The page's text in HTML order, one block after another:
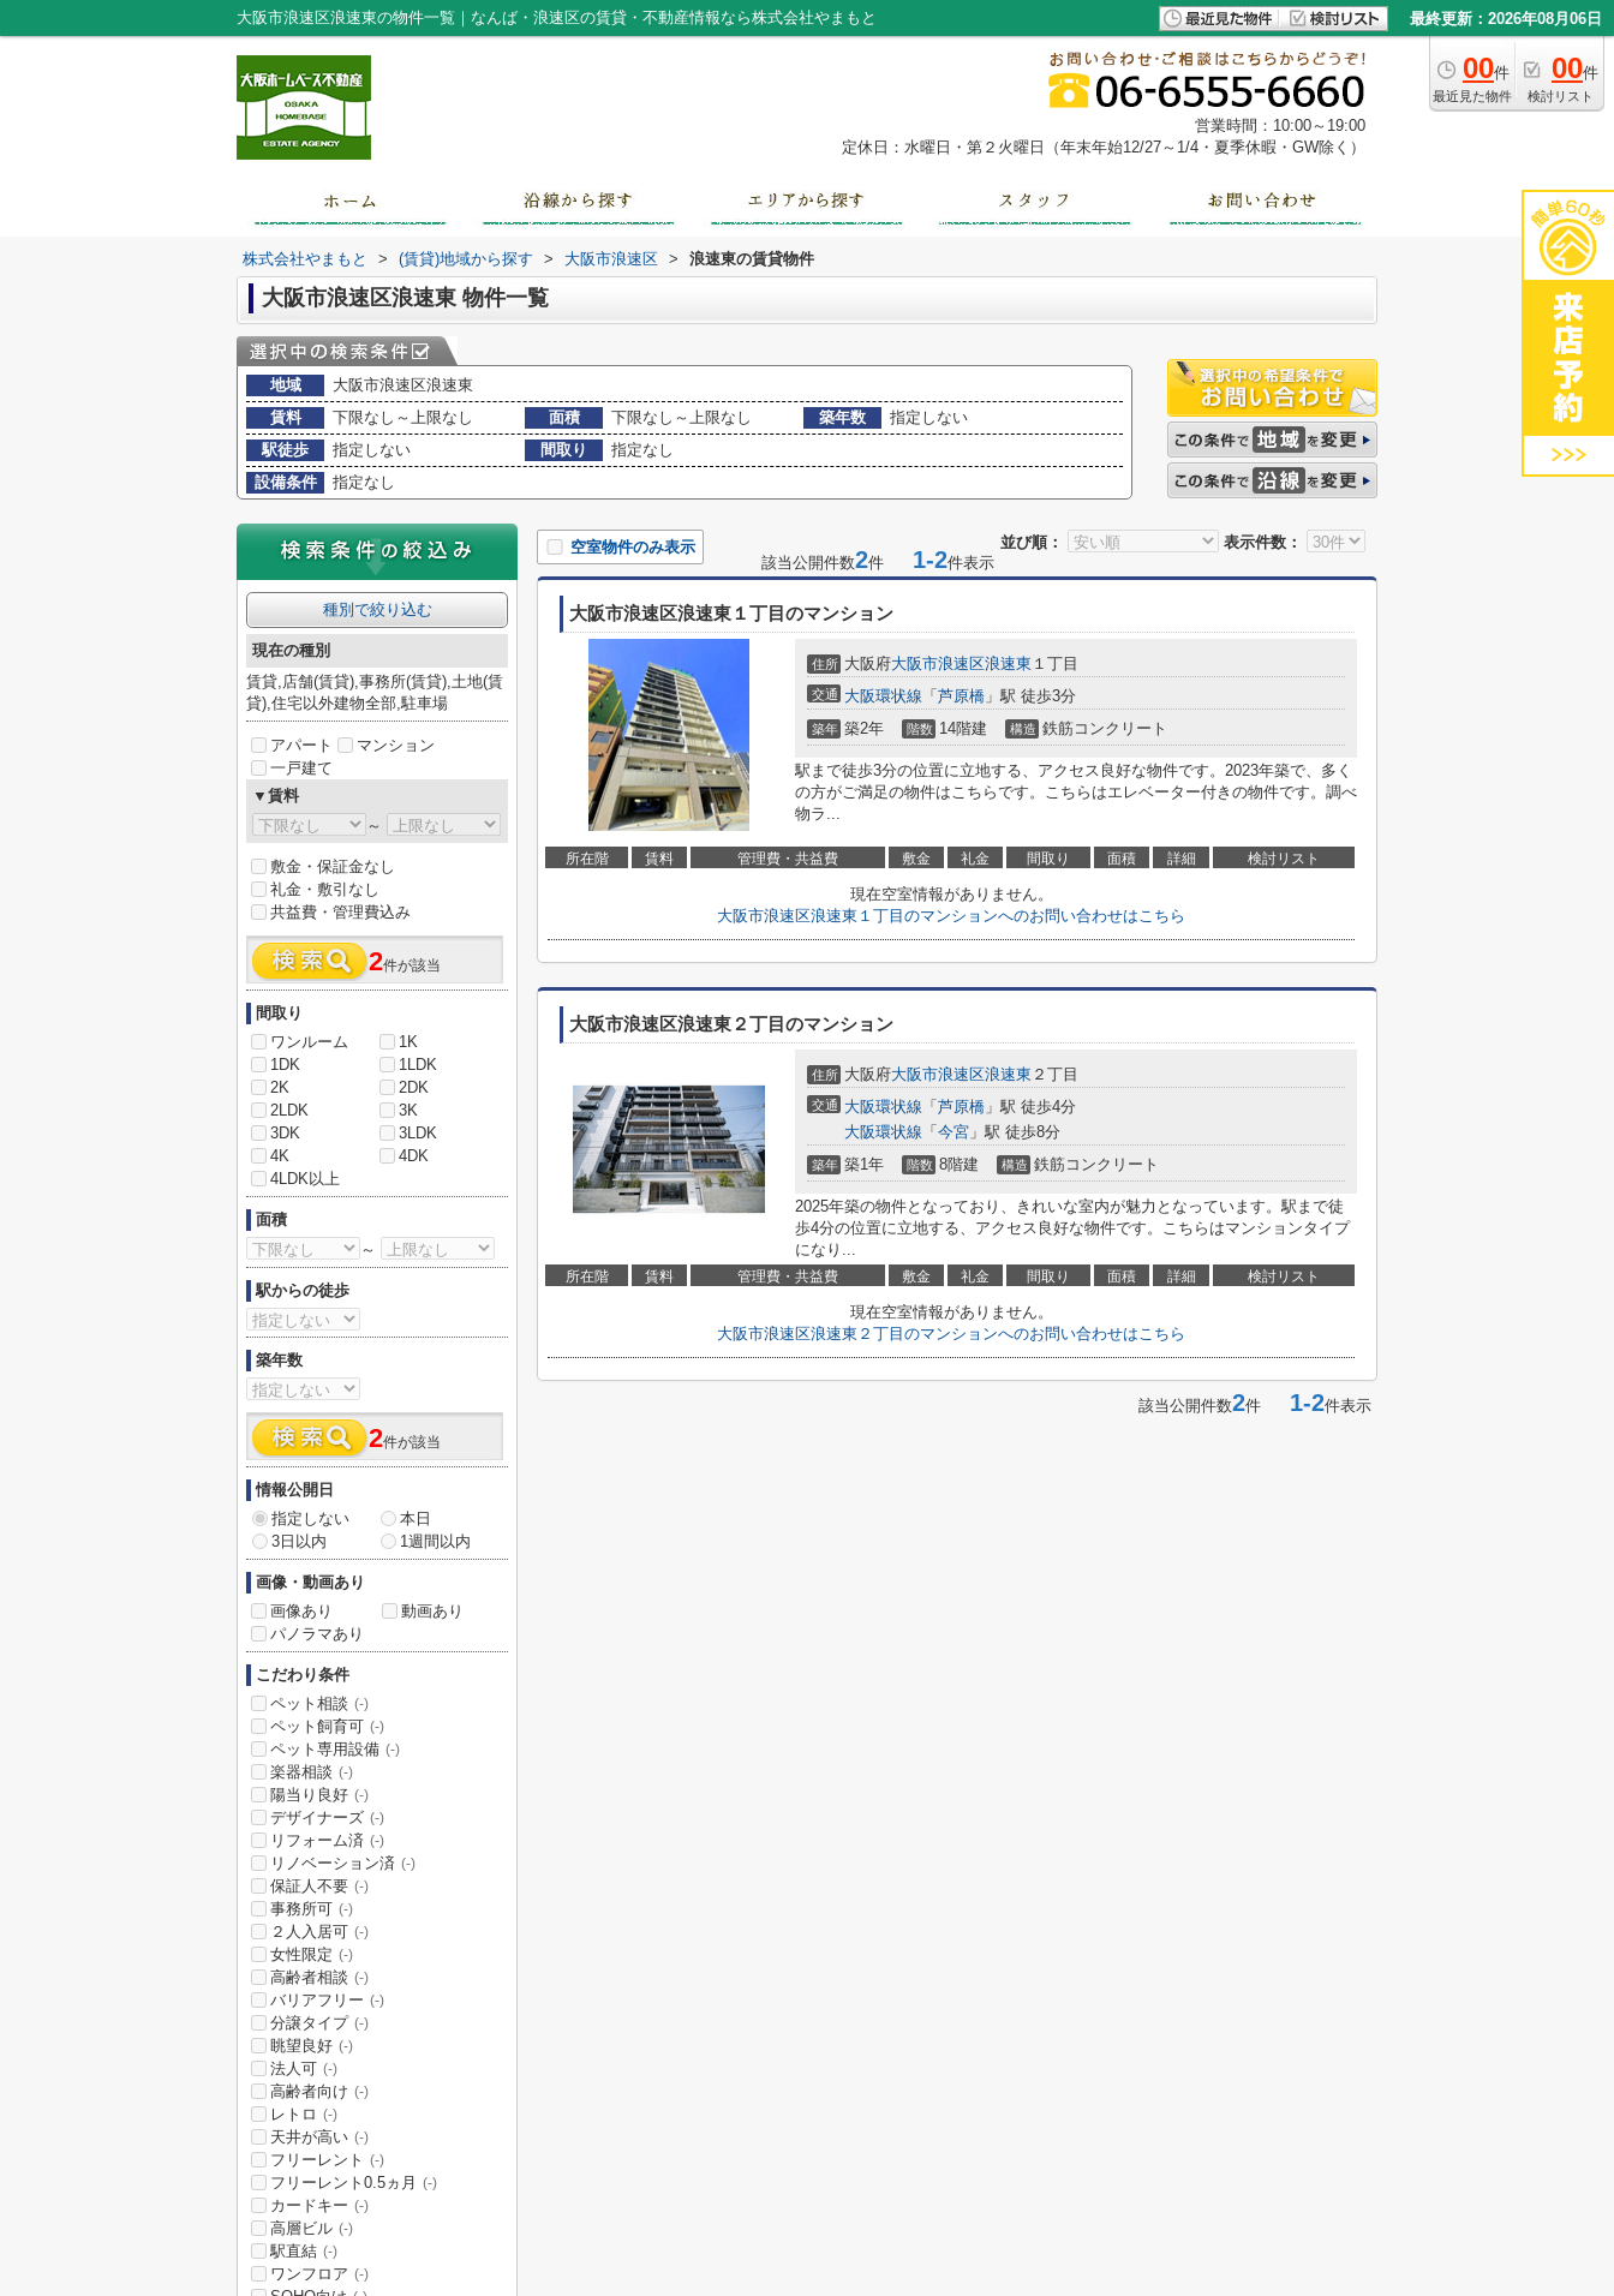
大阪市浪速区浪速東の物件一覧｜なんば・浪速区の賃貸・不動産情報なら株式会社やまもと 最終更新：2026年08月06日
00件
最近見た物件
00件
検討リスト
営業時間：10:00～19:00
定休日：水曜日・第２火曜日（年末年始12/27～1/4・夏季休暇・GW除く）
株式会社やまもと > (賃貸)地域から探す > 大阪市浪速区 > 浪速東の賃貸物件
大阪市浪速区浪速東 物件一覧
地域
大阪市浪速区浪速東
賃料
下限なし～上限なし 面積 下限なし～上限なし 築年数
指定しない
駅徒歩
指定しない 間取り
指定なし
設備条件
指定なし
並び順： 表示件数：
空室物件のみ表示
該当公開件数2件 1-2件表示
大阪市浪速区浪速東１丁目のマンション
住所 大阪府大阪市浪速区浪速東 １丁目
交通 大阪環状線 「 芦原橋 」駅 徒歩3分
築年 築2年 階数 14階建 構造 鉄筋コンクリート
駅まで徒歩3分の位置に立地する、アクセス良好な物件です。2023年築で、多く
の方がご満足の物件はこちらです。こちらはエレベーター付きの物件です。調べ
物ラ...
所在階 賃料 管理費・共益費 敷金 礼金 間取り 面積 詳細 検討リスト
現在空室情報がありません。
大阪市浪速区浪速東１丁目のマンションへのお問い合わせはこちら
大阪市浪速区浪速東２丁目のマンション
住所 大阪府大阪市浪速区浪速東 ２丁目
交通 大阪環状線 「 芦原橋 」駅 徒歩4分
大阪環状線 「 今宮 」駅 徒歩8分
築年 築1年 階数 8階建 構造 鉄筋コンクリート
2025年築の物件となっており、きれいな室内が魅力となっています。駅まで徒
歩4分の位置に立地する、アクセス良好な物件です。こちらはマンションタイプ
になり...
所在階 賃料 管理費・共益費 敷金 礼金 間取り 面積 詳細 検討リスト
現在空室情報がありません。
大阪市浪速区浪速東２丁目のマンションへのお問い合わせはこちら
該当公開件数2件 1-2件表示
種別で絞り込む
現在の種別
賃貸,店舗(賃貸),事務所(賃貸),土地(賃
貸),住宅以外建物全部,駐車場
アパート
マンション
一戸建て
▼賃料
～
敷金・保証金なし
礼金・敷引なし
共益費・管理費込み
2件が該当
間取り
ワンルーム
1K
1DK
1LDK
2K
2DK
2LDK
3K
3DK
3LDK
4K
4DK
4LDK以上
面積
～
駅からの徒歩
築年数
2件が該当
情報公開日
指定しない
本日
3日以内
1週間以内
画像・動画あり
画像あり
動画あり
パノラマあり
こだわり条件
ペット相談 (-)
ペット飼育可 (-)
ペット専用設備 (-)
楽器相談 (-)
陽当り良好 (-)
デザイナーズ (-)
リフォーム済 (-)
リノベーション済 (-)
保証人不要 (-)
事務所可 (-)
２人入居可 (-)
女性限定 (-)
高齢者相談 (-)
バリアフリー (-)
分譲タイプ (-)
眺望良好 (-)
法人可 (-)
高齢者向け (-)
レトロ (-)
天井が高い (-)
フリーレント (-)
フリーレント0.5ヵ月 (-)
カードキー (-)
高層ビル (-)
駅直結 (-)
ワンフロア (-)